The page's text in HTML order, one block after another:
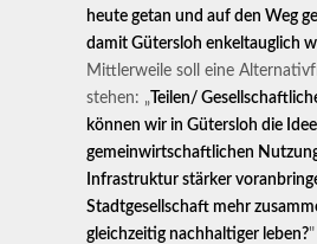
heute getan und auf den Weg
damit Gütersloh enkeltauglich
Mittlerweile soll eine
stehen: „ Teilen/
können wir in Gütersloh die
gemeinwirtschaftlichen
Infrastruktur stärker
Stadtgesellschaft mehr
gleichzeitig nachhaltiger leben?"